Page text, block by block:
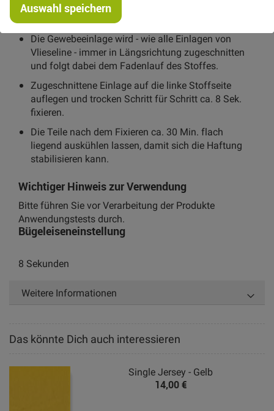
Auswahl speichern
Das könnte Dich auch interessieren
Single Jersey - Gelb
14,00 €
Anwendungsbeschreibung:
Die Gewebeeinlage wird - wie alle Einlagen von
Vlieseline - immer in Längsrichtung zugeschnitten
und folgt dabei dem Fadenlauf des Stoffes.
Zugeschnittene Einlage auf die linke Stoffseite
auflegen und trocken Schritt für Schritt ca. 8 Sek.
fixieren.
Die Teile nach dem Fixieren ca. 30 Min. flach
liegend auskühlen lassen, damit sich die Haftung
stabilisieren kann.
Wichtiger Hinweis zur Verwendung
Bitte führen Sie vor Verarbeitung der Produkte
Anwendungstests durch.
Bügeleiseneinstellung
8 Sekunden
Weitere Informationen